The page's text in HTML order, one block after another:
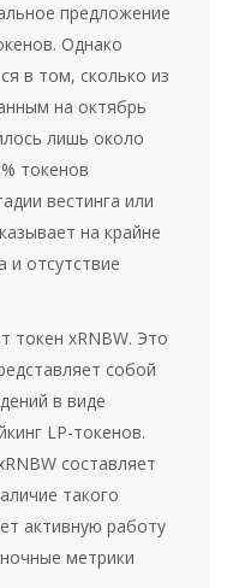
предложение
Однако
в том, сколько из
на октябрь
лишь около
токенов
вестинга или
на крайне
и отсутствие
токенxRNBW. Это
собой
в виде
LP-токенов.
составляет
такого
активную работу
метрики